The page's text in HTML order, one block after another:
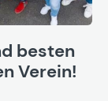
besten
Verein!